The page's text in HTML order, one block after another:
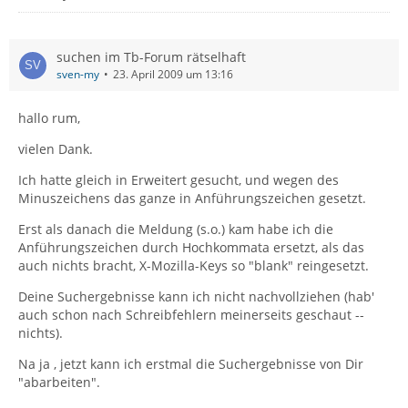
suchen im Tb-Forum rätselhaft
sven-my 23. April 2009 um 13:16
hallo rum,
vielen Dank.
Ich hatte gleich in Erweitert gesucht, und wegen des
Minuszeichens das ganze in Anführungszeichen gesetzt.
Erst als danach die Meldung (s.o.) kam habe ich die
Anführungszeichen durch Hochkommata ersetzt, als das
auch nichts bracht, X-Mozilla-Keys so "blank" reingesetzt.
Deine Suchergebnisse kann ich nicht nachvollziehen (hab'
auch schon nach Schreibfehlern meinerseits geschaut --
nichts).
Na ja , jetzt kann ich erstmal die Suchergebnisse von Dir
"abarbeiten".